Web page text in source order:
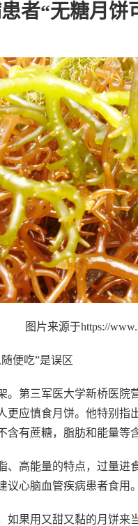
者“无糖月饼
图片来源于https://
。第三军医大学新桥医
更应慎食月饼。他特别指
含有蔗糖，脂肪和能量等
、高能量的特点，过量
议心脑血管疾病患者食用
如果用又甜又黏的月饼